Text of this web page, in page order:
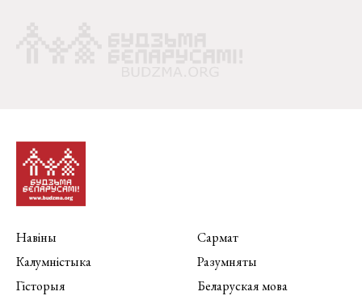
Навіны
Калумністыка
Гісторыя
Сармат
Разумняты
Беларуская мова